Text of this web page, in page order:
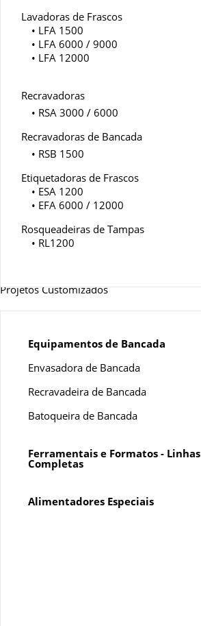
Lavadoras de Frascos
• LFA 1500
• LFA 6000 / 9000
• LFA 12000
Recravadoras
• RSA 3000 / 6000
Recravadoras de Bancada
• RSB 1500
Etiquetadoras de Frascos
• ESA 1200
• EFA 6000 / 12000
Rosqueadeiras de Tampas
• RL1200
Projetos Customizados
Equipamentos de Bancada
Envasadora de Bancada
Recravadeira de Bancada
Batoqueira de Bancada
Ferramentais e Formatos - Linhas
Completas
Alimentadores Especiais